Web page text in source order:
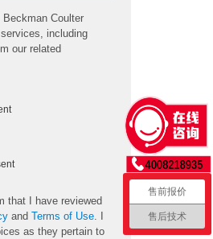
Beckman Coulter
including
our related
that I have reviewed
andTerms of Use. I
as they pertain to
售前报价
售后技术